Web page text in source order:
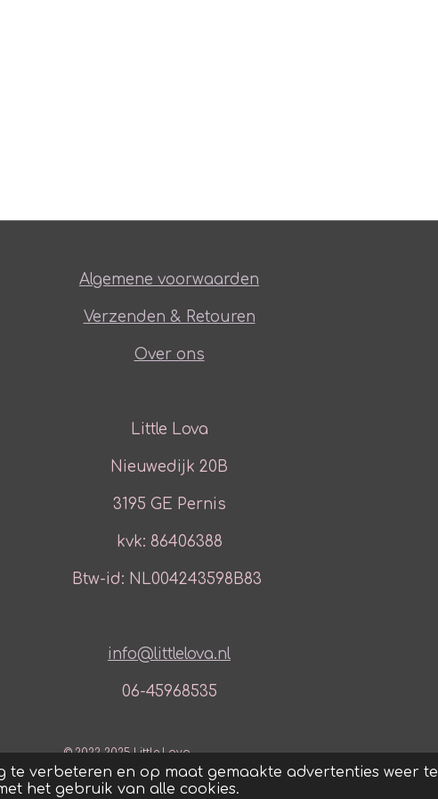
te verbeteren en op maat gemaakte advertenties weer te
het gebruik van alle cookies.
Algemene voorwaarden
Verzenden & Retouren
Over ons
Little Lova
Nieuwedijk 20B
3195 GE Pernis
kvk: 86406388
Btw-id: NL004243598B83
info@littlelova.nl
06-45968535
© 2022-2025 Little Lova